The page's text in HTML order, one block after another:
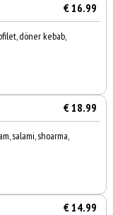
€ 16.99
döner kebab,
€ 18.99
salami, shoarma,
€ 14.99